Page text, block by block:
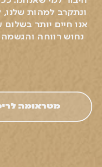
ונתקרב למהות שלנו,
אנו חיים יותר בשלום
נחוש רווחה
מטראומה